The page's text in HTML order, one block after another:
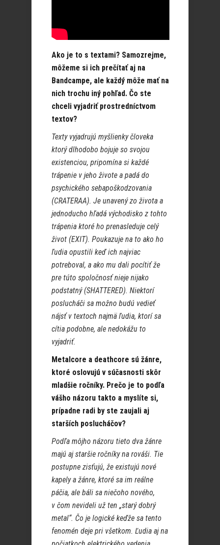
Ako je to s textami? Samozrejme,
môžeme si ich prečítať aj na
Bandcampe, ale každý môže mať na
nich trochu iný pohľad. Čo ste
chceli vyjadriť prostredníctvom
textov?
Texty vyjadrujú myšlienky človeka
ktorý dlhodobo bojuje so svojou
existenciou, pripomína si každé
trápenie v jeho živote a padá do
psychického sebapoškodzovania
(CRATERAA). Je unavený zo života a
jednoducho hľadá východisko z tohto
trápenia ktoré ho prenasleduje celý
život (EXIT). Poukazuje na to ako ho
ľudia opustili keď ich najviac
potreboval, a ako mu dali pocítiť že
pre túto spoločnosť nieje nijako
podstatný (SHATTERED). Niektorí
poslucháči sa možno budú vedieť
nájsť v textoch najmä ľudia, ktorí sa
cítia podobne, ale nedokážu to
vyjadriť.
Metalcore a deathcore sú žánre,
ktoré oslovujú v súčasnosti skôr
mladšie ročníky. Prečo je to podľa
vášho názoru takto a myslíte si,
prípadne radi by ste zaujali aj
starších poslucháčov?
Podľa môjho názoru tieto dva žánre
majú aj staršie ročníky na rováši. Tie
postupne zisťujú, že existujú nové
kapely a žánre, ktoré sa im reálne
páčia, ale báli sa niečoho nového,
v čom nevideli už ten „starý dobrý
metal“. Čo je logické keďže sa tento
fenomén deje pri všetkom. Ľudia aj na